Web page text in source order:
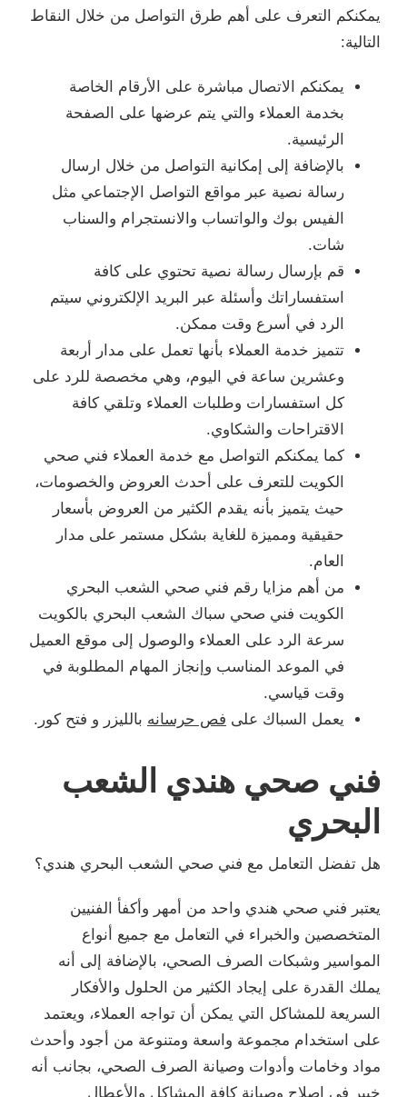
يمكنكم التعرف على أهم طرق التواصل من خلال النقاط
التالية:
يمكنكم الاتصال مباشرة على الأرقام الخاصة
بخدمة العملاء والتي يتم عرضها على الصفحة
الرئيسية.
بالإضافة إلى إمكانية التواصل من خلال ارسال
رسالة نصية عبر مواقع التواصل الإجتماعي مثل
الفيس بوك والواتساب والانستجرام والسناب
شات.
قم بإرسال رسالة نصية تحتوي على كافة
استفساراتك وأسئلة عبر البريد الإلكتروني سيتم
الرد في أسرع وقت ممكن.
تتميز خدمة العملاء بأنها تعمل على مدار أربعة
وعشرين ساعة في اليوم، وهي مخصصة للرد على
كل استفسارات وطلبات العملاء وتلقي كافة
الاقتراحات والشكاوي.
كما يمكنكم التواصل مع خدمة العملاء فني صحي
الكويت للتعرف على أحدث العروض والخصومات،
حيث يتميز بأنه يقدم الكثير من العروض بأسعار
حقيقية ومميزة للغاية بشكل مستمر على مدار
العام.
من أهم مزايا رقم فني صحي الشعب البحري
الكويت فني صحي سباك الشعب البحري بالكويت
سرعة الرد على العملاء والوصول إلى موقع العميل
في الموعد المناسب وإنجاز المهام المطلوبة في
وقت قياسي.
يعمل السباك على فص حرسانه بالليزر و فتح كور.
فني صحي هندي الشعب
البحري
هل تفضل التعامل مع فني صحي الشعب البحري هندي؟
يعتبر فني صحي هندي واحد من أمهر وأكفأ الفنيين
المتخصصين والخبراء في التعامل مع جميع أنواع
المواسير وشبكات الصرف الصحي، بالإضافة إلى أنه
يملك القدرة على إيجاد الكثير من الحلول والأفكار
السريعة للمشاكل التي يمكن أن تواجه العملاء، ويعتمد
على استخدام مجموعة واسعة ومتنوعة من أجود وأحدث
مواد وخامات وأدوات وصيانة الصرف الصحي، بجانب أنه
خبير في إصلاح وصيانة كافة المشاكل والأعطال